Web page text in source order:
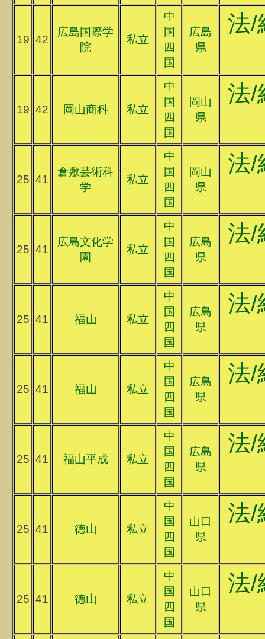
19 42
広島国際学
院
私立
中
国
四
国
広島
県
法/
19 42 岡山商科 私立
中
国
四
国
岡山
県
法/
25 41
倉敷芸術科
学
私立
中
国
四
国
岡山
県
法/
25 41
広島文化学
園
私立
中
国
四
国
広島
県
法/
25 41 福山 私立
中
国
四
国
広島
県
法/
25 41 福山 私立
中
国
四
国
広島
県
法/
25 41 福山平成 私立
中
国
四
国
広島
県
法/
25 41 徳山 私立
中
国
四
国
山口
県
法/
25 41 徳山 私立
中
国
四
国
山口
県
法/